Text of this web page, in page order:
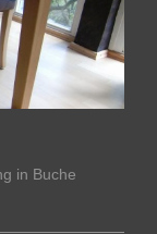
in Buche